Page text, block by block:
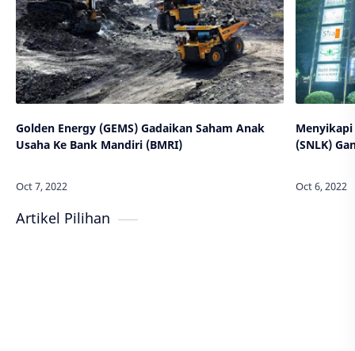
Golden Energy (GEMS) Gadaikan Saham Anak
Usaha Ke Bank Mandiri (BMRI)
(SNLK)
Artikel Pilihan